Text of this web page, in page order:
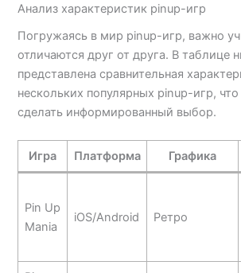
Анализ характеристик pinup-игр
Погружаясь в мир pinup-игр, важно
отличаются друг от друга. В таблице
представлена сравнительная
нескольких популярных pinup-игр,
сделать информированный выбор.
Игра Платформа Графика
Pin Up
Mania
iOS/Android Ретро